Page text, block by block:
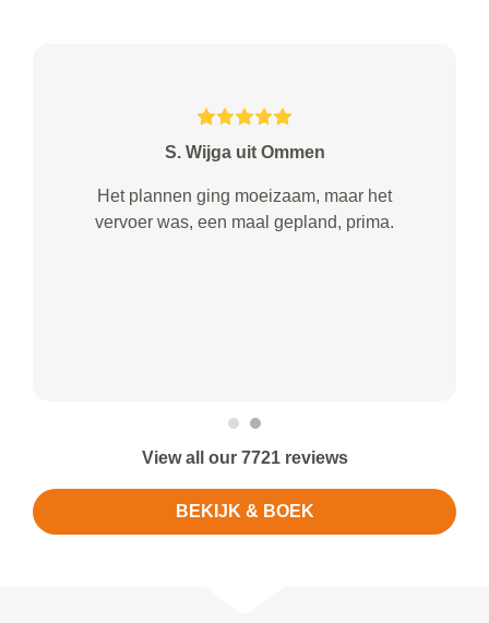
S. Wijga uit Ommen
Het plannen ging moeizaam, maar het
vervoer was, een maal gepland, prima.
View all our 7721 reviews
BEKIJK & BOEK